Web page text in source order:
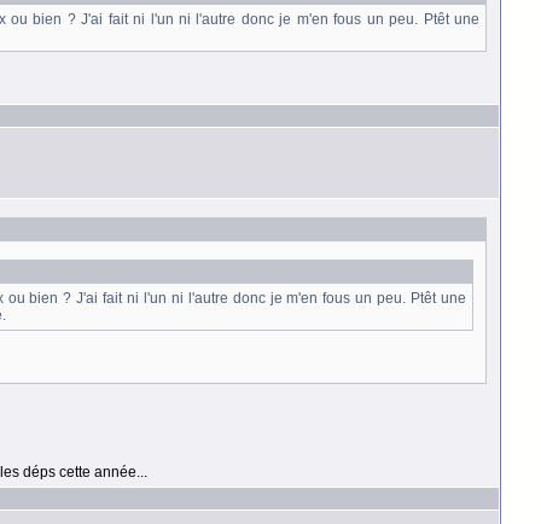
bien ? J'ai fait ni l'un ni l'autre donc je m'en fous un peu. Ptêt une
bien ? J'ai fait ni l'un ni l'autre donc je m'en fous un peu. Ptêt une
déps cette année...